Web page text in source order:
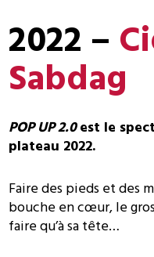
2022 –
Sabdag
POP UP 2.0est le
plateau 2022.
Faire des pieds et des
bouche en cœur, le
faire qu’à sa tête…